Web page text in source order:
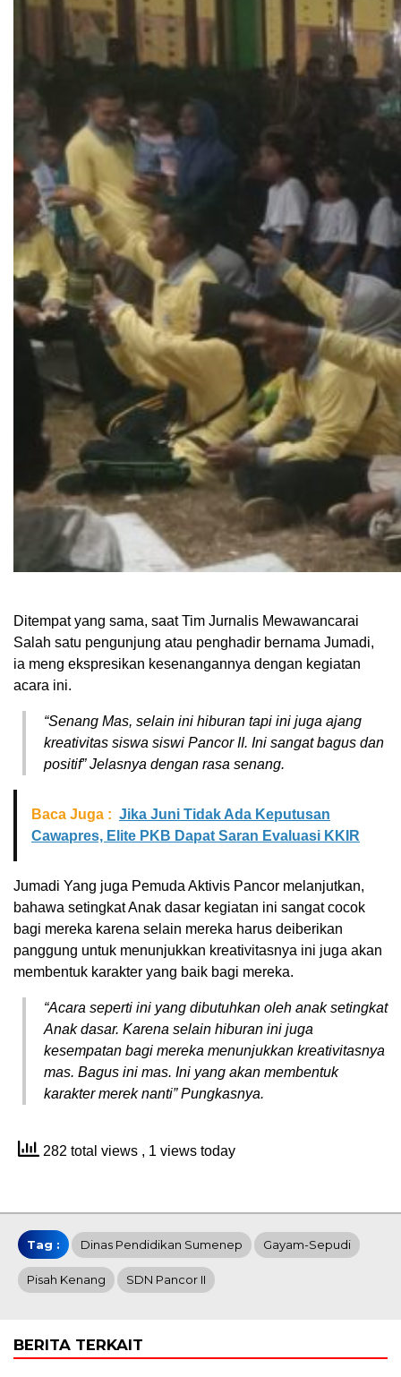
Ditempat yang sama, saat Tim Jurnalis Mewawancarai
Salah satu pengunjung atau penghadir bernama Jumadi,
ia meng ekspresikan kesenangannya dengan kegiatan
acara ini.
“Senang Mas, selain ini hiburan tapi ini juga ajang
kreativitas siswa siswi Pancor II. Ini sangat bagus dan
positif” Jelasnya dengan rasa senang.
Baca Juga : Jika Juni Tidak Ada Keputusan
Cawapres, Elite PKB Dapat Saran Evaluasi KKIR
Jumadi Yang juga Pemuda Aktivis Pancor melanjutkan,
bahawa setingkat Anak dasar kegiatan ini sangat cocok
bagi mereka karena selain mereka harus deiberikan
panggung untuk menunjukkan kreativitasnya ini juga akan
membentuk karakter yang baik bagi mereka.
“Acara seperti ini yang dibutuhkan oleh anak setingkat
Anak dasar. Karena selain hiburan ini juga
kesempatan bagi mereka menunjukkan kreativitasnya
mas. Bagus ini mas. Ini yang akan membentuk
karakter merek nanti” Pungkasnya.
282 total views , 1 views today
Tag : Dinas Pendidikan Sumenep Gayam-Sepudi
Pisah Kenang SDN Pancor II
BERITA TERKAIT